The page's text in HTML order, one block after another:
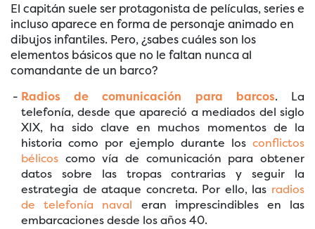
El capitán suele ser protagonista de películas, series e
incluso aparece en forma de personaje animado en
dibujos infantiles. Pero, ¿sabes cuáles son los
elementos básicos que no le faltan nunca al
comandante de un barco?
Radios de comunicación para barcos. La
telefonía, desde que apareció a mediados del siglo
XIX, ha sido clave en muchos momentos de la
historia como por ejemplo durante los conflictos
bélicos como vía de comunicación para obtener
datos sobre las tropas contrarias y seguir la
estrategia de ataque concreta. Por ello, las radios
de telefonía naval eran imprescindibles en las
embarcaciones desde los años 40.